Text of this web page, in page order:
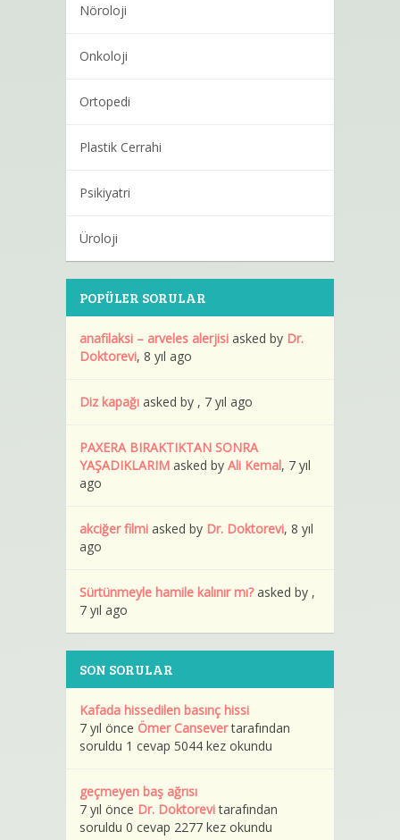
Nöroloji
Onkoloji
Ortopedi
Plastik Cerrahi
Psikiyatri
Üroloji
POPÜLER SORULAR
anafilaksi – arveles alerjisiasked by Dr.
Doktorevi, 8 yıl ago
Diz kapağıasked by , 7 yıl ago
PAXERA BIRAKTIKTAN SONRA
YAŞADIKLARIMasked by Ali Kemal, 7 yıl
ago
akciğer filmiasked by Dr. Doktorevi, 8 yıl
ago
Sürtünmeyle hamile kalınır mı?asked by ,
7 yıl ago
SON SORULAR
Kafada hissedilen basınç hissi
7 yıl önce Ömer Cansevertarafından
soruldu 1 cevap 5044 kez okundu
geçmeyen baş ağrısı
7 yıl önce Dr. Doktorevitarafından
soruldu 0 cevap 2277 kez okundu